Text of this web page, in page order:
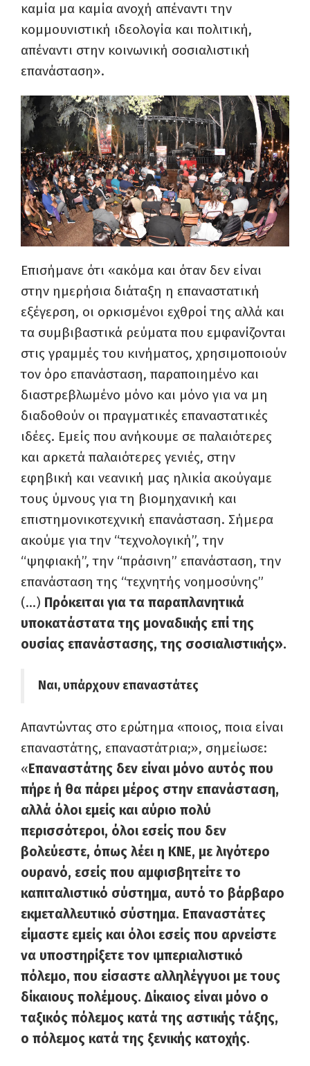
καμία μα καμία ανοχή απέναντι την
κομμουνιστική ιδεολογία και πολιτική,
απέναντι στην κοινωνική σοσιαλιστική
επανάσταση».
Επισήμανε ότι «ακόμα και όταν δεν είναι
στην ημερήσια διάταξη η επαναστατική
εξέγερση, οι ορκισμένοι εχθροί της αλλά και
τα συμβιβαστικά ρεύματα που εμφανίζονται
στις γραμμές του κινήματος, χρησιμοποιούν
τον όρο επανάσταση, παραποιημένο και
διαστρεβλωμένο μόνο και μόνο για να μη
διαδοθούν οι πραγματικές επαναστατικές
ιδέες. Εμείς που ανήκουμε σε παλαιότερες
και αρκετά παλαιότερες γενιές, στην
εφηβική και νεανική μας ηλικία ακούγαμε
τους ύμνους για τη βιομηχανική και
επιστημονικοτεχνική επανάσταση. Σήμερα
ακούμε για την “τεχνολογική”, την
“ψηφιακή”, την “πράσινη” επανάσταση, την
επανάσταση της “τεχνητής νοημοσύνης”
(…) Πρόκειται για τα παραπλανητικά
υποκατάστατα της μοναδικής επί της
ουσίας επανάστασης, της σοσιαλιστικής».
Ναι, υπάρχουν επαναστάτες
Απαντώντας στο ερώτημα «ποιος, ποια είναι
επαναστάτης, επαναστάτρια;», σημείωσε:
«Επαναστάτης δεν είναι μόνο αυτός που
πήρε ή θα πάρει μέρος στην επανάσταση,
αλλά όλοι εμείς και αύριο πολύ
περισσότεροι, όλοι εσείς που δεν
βολεύεστε, όπως λέει η ΚΝΕ, με λιγότερο
ουρανό, εσείς που αμφισβητείτε το
καπιταλιστικό σύστημα, αυτό το βάρβαρο
εκμεταλλευτικό σύστημα. Επαναστάτες
είμαστε εμείς και όλοι εσείς που αρνείστε
να υποστηρίξετε τον ιμπεριαλιστικό
πόλεμο, που είσαστε αλληλέγγυοι με τους
δίκαιους πολέμους. Δίκαιος είναι μόνο ο
ταξικός πόλεμος κατά της αστικής τάξης,
ο πόλεμος κατά της ξενικής κατοχής.